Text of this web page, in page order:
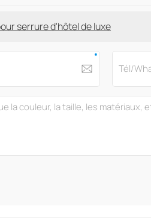
serrure d'hôtel de luxe